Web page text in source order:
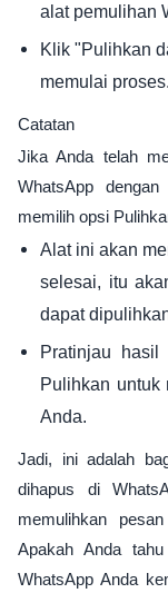
alat pemulihan
Klik "Pulihkan
memulai proses.
Catatan
Jika Anda telah
WhatsApp
memilih opsi
Alat ini akan
selesai, itu
dapat
Pratinjau
Pulihkan untuk
Anda.
Jadi, ini adalah
dihapus di
memulihkan
Apakah Anda
WhatsApp Anda